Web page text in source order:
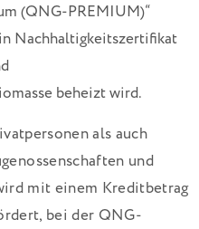
(QNG-PREMIUM)“
Nach­haltig­keits­zertifikat
beheizt wird.
als auch
und
mit einem Kreditbetrag
bei der QNG-